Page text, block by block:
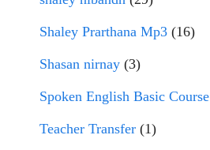
Shaley Prarthana Mp3 (16)
Shasan nirnay (3)
Spoken English Basic Course
Teacher Transfer (1)